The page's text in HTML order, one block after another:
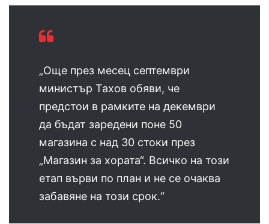
„Още през месец септември
министър Тахов обяви, че
предстои в рамките на декември
да бъдат заредени поне 50
магазина с над 30 стоки през
„Магазин за хората“. Всичко на този
етап върви по план и не се очаква
забавяне на този срок.“